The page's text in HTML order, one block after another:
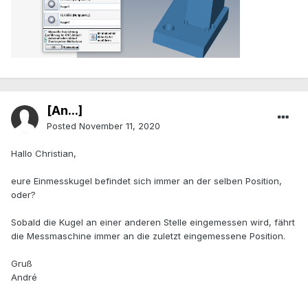
[An...]
Posted November 11, 2020
Hallo Christian,
eure Einmesskugel befindet sich immer an der selben Position,
oder?
Sobald die Kugel an einer anderen Stelle eingemessen wird, fährt
die Messmaschine immer an die zuletzt eingemessene Position.
Gruß
André